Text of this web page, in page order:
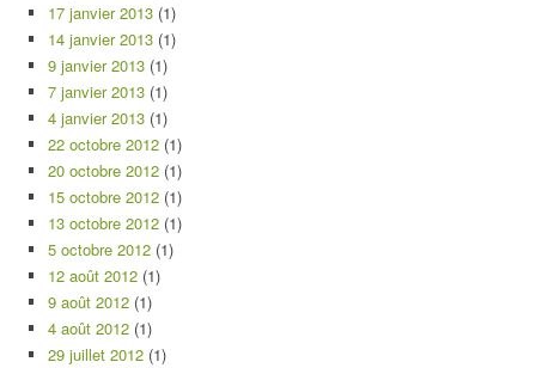
17 janvier 2013 (1)
14 janvier 2013 (1)
9 janvier 2013 (1)
7 janvier 2013 (1)
4 janvier 2013 (1)
22 octobre 2012 (1)
20 octobre 2012 (1)
15 octobre 2012 (1)
13 octobre 2012 (1)
5 octobre 2012 (1)
12 août 2012 (1)
9 août 2012 (1)
4 août 2012 (1)
29 juillet 2012 (1)